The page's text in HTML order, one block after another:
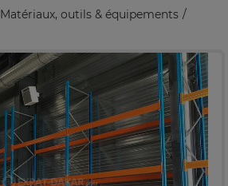
Matériaux, outils & équipements